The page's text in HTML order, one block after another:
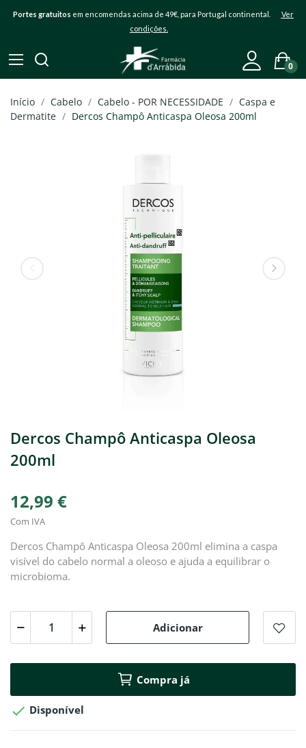
Portes gratuitos em encomendas acima de 49€, para Portugal continental. Ver
condições.
0
Início Cabelo Cabelo - POR NECESSIDADE
Caspa e
Dermatite
Dercos Champô Anticaspa Oleosa 200ml
Dercos Champô Anticaspa Oleosa
200ml
12,99 €
Com IVA
Dercos Champô Anticaspa Oleosa 200ml elimina a caspa
visível do cabelo normal a oleoso e ajuda a equilibrar o
microbioma.
Adicionar
Compra já
 Disponível